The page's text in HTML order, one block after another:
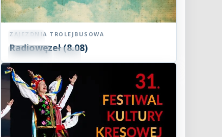
Koncert
08 SIE
2026
ZAJEZDNIA TROLEJBUSOWA
Radiowęzeł (8.08)